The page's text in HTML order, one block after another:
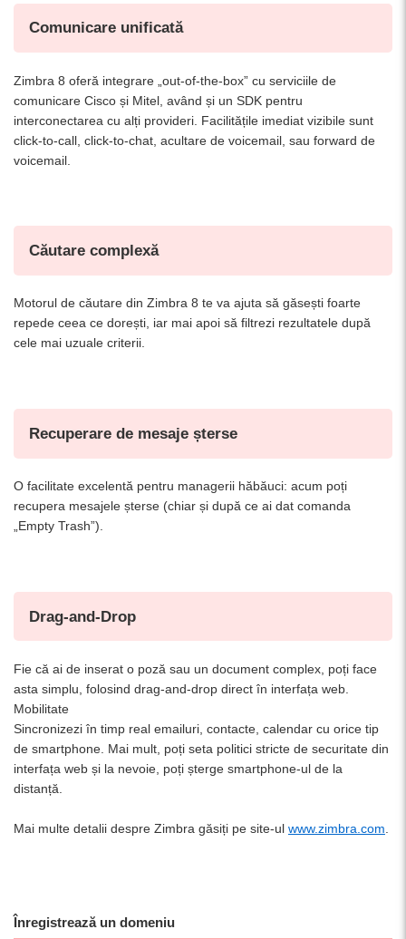
Comunicare unificată
Zimbra 8 oferă integrare „out-of-the-box” cu serviciile de
comunicare Cisco și Mitel, având și un SDK pentru
interconectarea cu alți provideri. Facilitățile imediat vizibile sunt
click-to-call, click-to-chat, acultare de voicemail, sau forward de
voicemail.
Căutare complexă
Motorul de căutare din Zimbra 8 te va ajuta să găsești foarte
repede ceea ce dorești, iar mai apoi să filtrezi rezultatele după
cele mai uzuale criterii.
Recuperare de mesaje șterse
O facilitate excelentă pentru managerii hăbăuci: acum poți
recupera mesajele șterse (chiar și după ce ai dat comanda
„Empty Trash”).
Drag-and-Drop
Fie că ai de inserat o poză sau un document complex, poți face
asta simplu, folosind drag-and-drop direct în interfața web.
Mobilitate
Sincronizezi în timp real emailuri, contacte, calendar cu orice tip
de smartphone. Mai mult, poți seta politici stricte de securitate din
interfața web și la nevoie, poți șterge smartphone-ul de la
distanță.
Mai multe detalii despre Zimbra găsiți pe site-ul www.zimbra.com.
Înregistrează un domeniu